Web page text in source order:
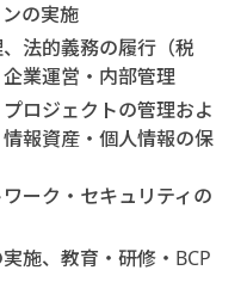
の実施
法的義務の履行（税
業運営・内部管理
ロジェクトの管理およ
報資産・個人情報の保
ーク・セキュリティの
施、教育・研修・BCP